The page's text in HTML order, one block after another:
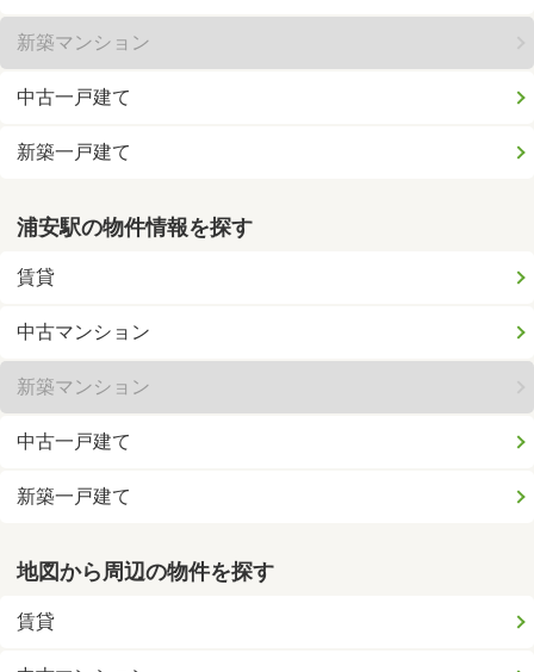
新築マンション
中古一戸建て
新築一戸建て
浦安駅の物件情報を探す
賃貸
中古マンション
新築マンション
中古一戸建て
新築一戸建て
地図から周辺の物件を探す
賃貸